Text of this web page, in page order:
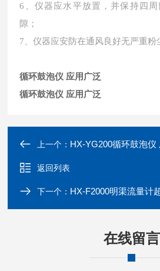
6、 仪器应水平放置，并保持四
隙；
7、仪器应安防在通风良好无严重粉
循环鼓泡仪 应用广泛
循环鼓泡仪 应用广泛
上一个： HX-YG200循环鼓泡仪
返回列表
下一个： HX-F2000明渠流量计超
在线留言